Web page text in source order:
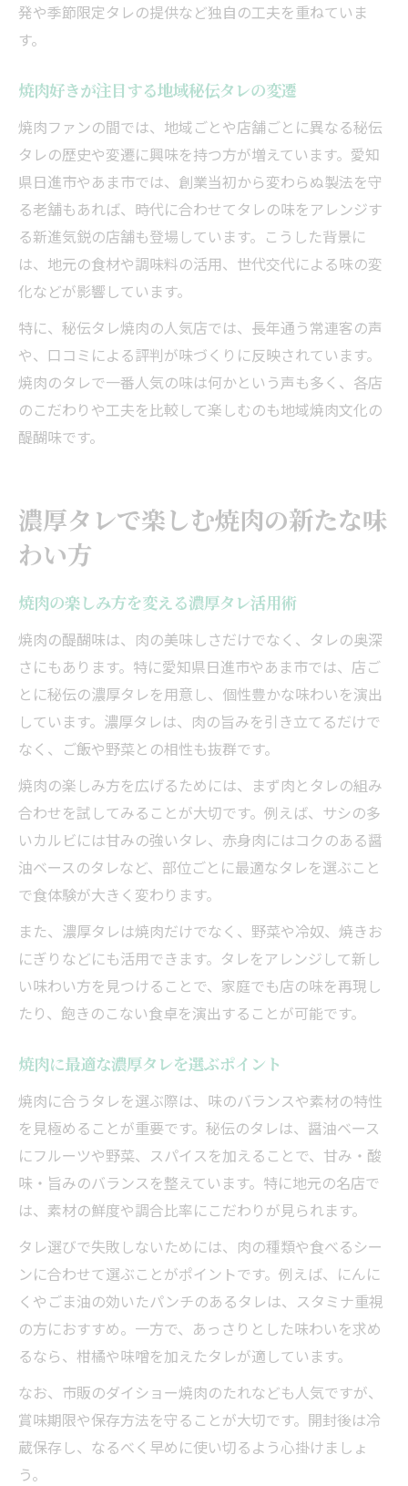
発や季節限定タレの提供など独自の工夫を重ねていま
す。
焼肉好きが注目する地域秘伝タレの変遷
焼肉ファンの間では、地域ごとや店舗ごとに異なる秘伝
タレの歴史や変遷に興味を持つ方が増えています。愛知
県日進市やあま市では、創業当初から変わらぬ製法を守
る老舗もあれば、時代に合わせてタレの味をアレンジす
る新進気鋭の店舗も登場しています。こうした背景に
は、地元の食材や調味料の活用、世代交代による味の変
化などが影響しています。
特に、秘伝タレ焼肉の人気店では、長年通う常連客の声
や、口コミによる評判が味づくりに反映されています。
焼肉のタレで一番人気の味は何かという声も多く、各店
のこだわりや工夫を比較して楽しむのも地域焼肉文化の
醍醐味です。
濃厚タレで楽しむ焼肉の新たな味
わい方
焼肉の楽しみ方を変える濃厚タレ活用術
焼肉の醍醐味は、肉の美味しさだけでなく、タレの奥深
さにもあります。特に愛知県日進市やあま市では、店ご
とに秘伝の濃厚タレを用意し、個性豊かな味わいを演出
しています。濃厚タレは、肉の旨みを引き立てるだけで
なく、ご飯や野菜との相性も抜群です。
焼肉の楽しみ方を広げるためには、まず肉とタレの組み
合わせを試してみることが大切です。例えば、サシの多
いカルビには甘みの強いタレ、赤身肉にはコクのある醤
油ベースのタレなど、部位ごとに最適なタレを選ぶこと
で食体験が大きく変わります。
また、濃厚タレは焼肉だけでなく、野菜や冷奴、焼きお
にぎりなどにも活用できます。タレをアレンジして新し
い味わい方を見つけることで、家庭でも店の味を再現し
たり、飽きのこない食卓を演出することが可能です。
焼肉に最適な濃厚タレを選ぶポイント
焼肉に合うタレを選ぶ際は、味のバランスや素材の特性
を見極めることが重要です。秘伝のタレは、醤油ベース
にフルーツや野菜、スパイスを加えることで、甘み・酸
味・旨みのバランスを整えています。特に地元の名店で
は、素材の鮮度や調合比率にこだわりが見られます。
タレ選びで失敗しないためには、肉の種類や食べるシー
ンに合わせて選ぶことがポイントです。例えば、にんに
くやごま油の効いたパンチのあるタレは、スタミナ重視
の方におすすめ。一方で、あっさりとした味わいを求め
るなら、柑橘や味噌を加えたタレが適しています。
なお、市販のダイショー焼肉のたれなども人気ですが、
賞味期限や保存方法を守ることが大切です。開封後は冷
蔵保存し、なるべく早めに使い切るよう心掛けましょ
う。